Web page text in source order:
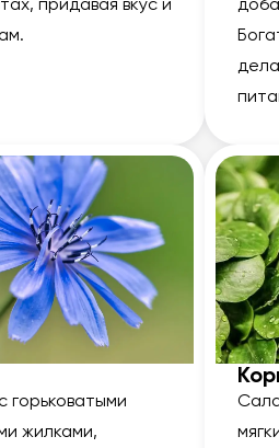
придавая вкус и
горьковатыми
жилками,